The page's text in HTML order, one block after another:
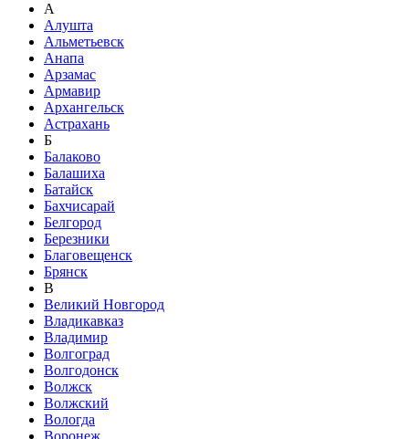
А
Алушта
Альметьевск
Анапа
Арзамас
Армавир
Архангельск
Астрахань
Б
Балаково
Балашиха
Батайск
Бахчисарай
Белгород
Березники
Благовещенск
Брянск
В
Великий Новгород
Владикавказ
Владимир
Волгоград
Волгодонск
Волжск
Волжский
Вологда
Воронеж